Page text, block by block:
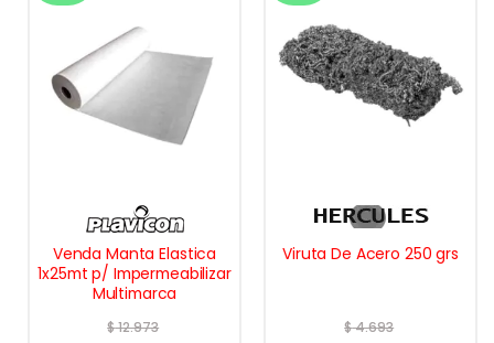
Venda Manta Elastica
1x25mt p/ Impermeabilizar
Multimarca
$12.973
Viruta De Acero 250 grs
$4.693